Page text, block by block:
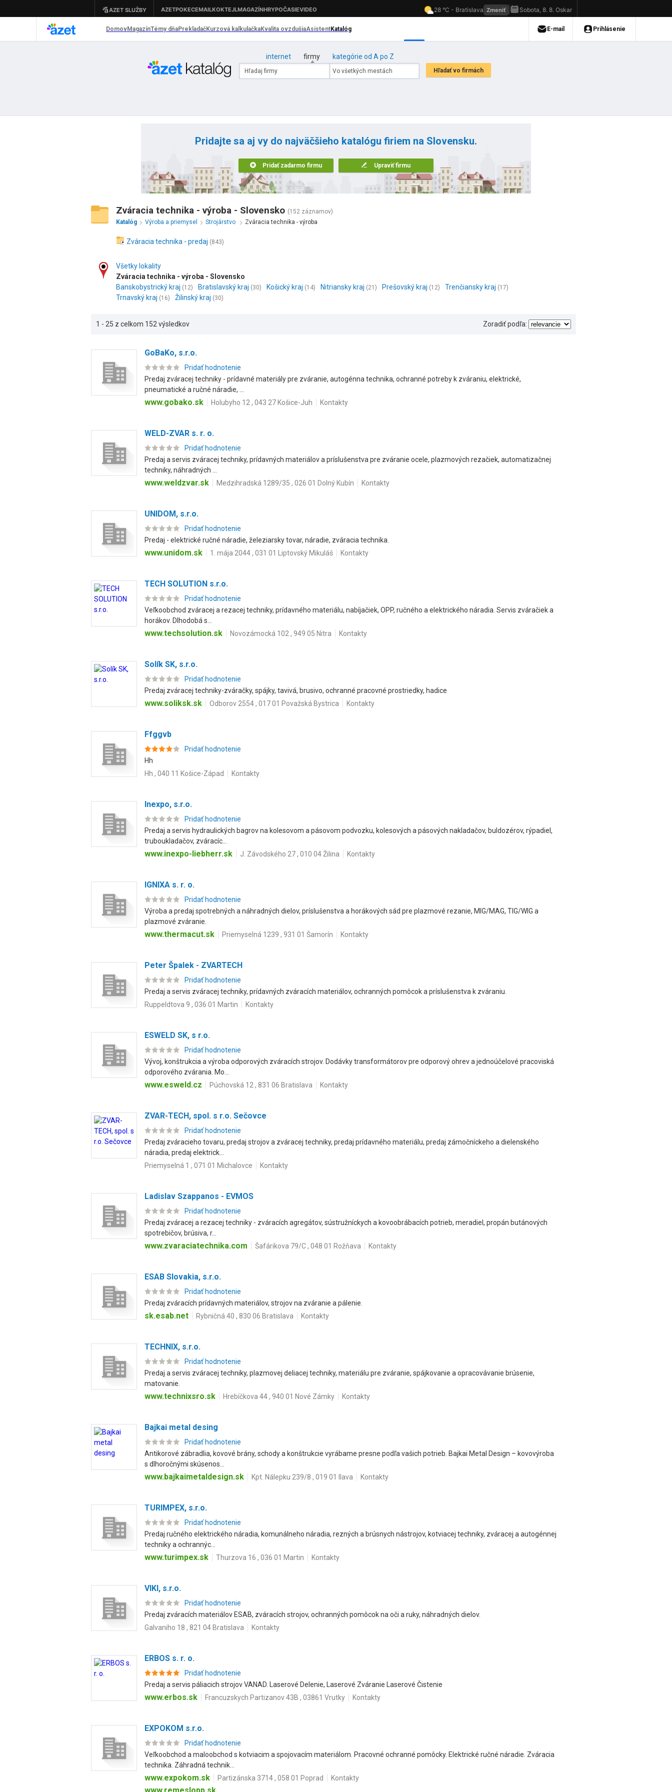
internet firmy kategórie od A po Z
Pridajte sa aj vy do najväčšieho katalógu firiem na Slovensku.
Pridať zadarmo firmu Upraviť firmu
Zváracia technika - výroba - Slovensko (152 záznamov)
Katalóg
Výroba a priemysel Strojárstvo Zváracia technika - výroba
Zváracia technika - predaj (843)
Všetky lokality
Zváracia technika - výroba - Slovensko
Banskobystrický kraj (12) Bratislavský kraj (30) Košický kraj (14) Nitriansky kraj (21) Prešovský kraj (12) Trenčiansky kraj (17)
Trnavský kraj (16) Žilinský kraj (30)
1 - 25 z celkom 152 výsledkov Zoradiť podľa:
GoBaKo, s.r.o.
Pridať hodnotenie
Predaj zváracej techniky - prídavné materiály pre zváranie, autogénna technika, ochranné potreby k zváraniu, elektrické,
pneumatické a ručné náradie, ...
www.gobako.sk Holubyho 12 , 043 27 Košice-Juh Kontakty
WELD-ZVAR s. r. o.
Pridať hodnotenie
Predaj a servis zváracej techniky, prídavných materiálov a príslušenstva pre zváranie ocele, plazmových rezačiek, automatizačnej
techniky, náhradných ...
www.weldzvar.sk Medzihradská 1289/35 , 026 01 Dolný Kubín Kontakty
UNIDOM, s.r.o.
Pridať hodnotenie
Predaj - elektrické ručné náradie, železiarsky tovar, náradie, zváracia technika.
www.unidom.sk 1. mája 2044 , 031 01 Liptovský Mikuláš Kontakty
TECH SOLUTION s.r.o.
Pridať hodnotenie
Veľkoobchod zváracej a rezacej techniky, prídavného materiálu, nabíjačiek, OPP, ručného a elektrického náradia. Servis zváračiek a
horákov. Dlhodobá s...
www.techsolution.sk Novozámocká 102 , 949 05 Nitra Kontakty
Solík SK, s.r.o.
Pridať hodnotenie
Predaj zváracej techniky-zváračky, spájky, tavivá, brusivo, ochranné pracovné prostriedky, hadice
www.soliksk.sk Odborov 2554 , 017 01 Považská Bystrica Kontakty
Ffggvb
Pridať hodnotenie
Hh
Hh , 040 11 Košice-Západ
Kontakty
Inexpo, s.r.o.
Pridať hodnotenie
Predaj a servis hydraulických bagrov na kolesovom a pásovom podvozku, kolesových a pásových nakladačov, buldozérov, rýpadiel,
truboukladačov, zváracíc...
www.inexpo-liebherr.sk J. Závodského 27 , 010 04 Žilina Kontakty
IGNIXA s. r. o.
Pridať hodnotenie
Výroba a predaj spotrebných a náhradných dielov, príslušenstva a horákových sád pre plazmové rezanie, MIG/MAG, TIG/WIG a
plazmové zváranie.
www.thermacut.sk Priemyselná 1239 , 931 01 Šamorín Kontakty
Peter Špalek - ZVARTECH
Pridať hodnotenie
Predaj a servis zváracej techniky, prídavných zváracích materiálov, ochranných pomôcok a príslušenstva k zváraniu.
Ruppeldtova 9 , 036 01 Martin
Kontakty
ESWELD SK, s r.o.
Pridať hodnotenie
Vývoj, konštrukcia a výroba odporových zváracích strojov. Dodávky transformátorov pre odporový ohrev a jednoúčelové pracoviská
odporového zvárania. Mo...
www.esweld.cz Púchovská 12 , 831 06 Bratislava Kontakty
ZVAR-TECH, spol. s r.o. Sečovce
Pridať hodnotenie
Predaj zváracieho tovaru, predaj strojov a zváracej techniky, predaj prídavného materiálu, predaj zámočníckeho a dielenského
náradia, predaj elektrick...
Priemyselná 1 , 071 01 Michalovce
Kontakty
Ladislav Szappanos - EVMOS
Pridať hodnotenie
Predaj zváracej a rezacej techniky - zváracích agregátov, sústružníckych a kovoobrábacích potrieb, meradiel, propán butánových
spotrebičov, brúsiva, r...
www.zvaraciatechnika.com Šafárikova 79/C , 048 01 Rožňava Kontakty
ESAB Slovakia, s.r.o.
Pridať hodnotenie
Predaj zváracích prídavných materiálov, strojov na zváranie a pálenie.
sk.esab.net Rybničná 40 , 830 06 Bratislava Kontakty
TECHNIX, s.r.o.
Pridať hodnotenie
Predaj a servis zváracej techniky, plazmovej deliacej techniky, materiálu pre zváranie, spájkovanie a opracovávanie brúsenie,
matovanie.
www.technixsro.sk Hrebíčkova 44 , 940 01 Nové Zámky Kontakty
Bajkai metal desing
Pridať hodnotenie
Antikorové zábradlia, kovové brány, schody a konštrukcie vyrábame presne podľa vašich potrieb. Bajkai Metal Design – kovovýroba
s dlhoročnými skúsenos...
www.bajkaimetaldesign.sk Kpt. Nálepku 239/8 , 019 01 Ilava Kontakty
TURIMPEX, s.r.o.
Pridať hodnotenie
Predaj ručného elektrického náradia, komunálneho náradia, rezných a brúsnych nástrojov, kotviacej techniky, zváracej a autogénnej
techniky a ochrannýc...
www.turimpex.sk Thurzova 16 , 036 01 Martin Kontakty
VIKI, s.r.o.
Pridať hodnotenie
Predaj zváracích materiálov ESAB, zváracích strojov, ochranných pomôcok na oči a ruky, náhradných dielov.
Galvaniho 18 , 821 04 Bratislava
Kontakty
ERBOS s. r. o.
Pridať hodnotenie
Predaj a servis páliacich strojov VANAD. Laserové Delenie, Laserové Zváranie Laserové Čistenie
www.erbos.sk Francuzskych Partizanov 43B , 03861 Vrutky Kontakty
EXPOKOM s.r.o.
Pridať hodnotenie
Veľkoobchod a maloobchod s kotviacim a spojovacím materiálom. Pracovné ochranné pomôcky. Elektrické ručné náradie. Zváracia
technika. Záhradná technik...
www.expokom.sk Partizánska 3714 , 058 01 Poprad Kontakty